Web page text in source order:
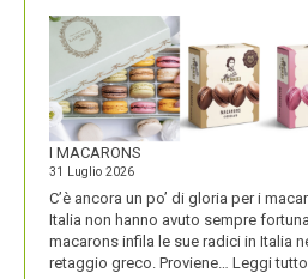
I MACARONS
31 Luglio 2026
C’è ancora un po’ di gloria per i
Italia non hanno avuto sempre
macarons infila le sue radici in Italia
retaggio greco. Proviene… Leggi tutto